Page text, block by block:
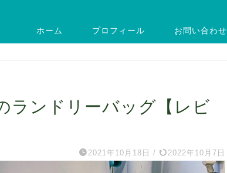
ホーム プロフィール お問い合わせ
ランドリーバッグ【レビ
2021年10月18日 / 2022年10月7日